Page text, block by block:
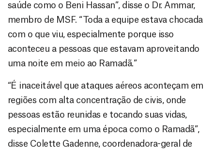
saúde como o Beni Hassan”, disse o Dr. Ammar,
membro de MSF. “Toda a equipe estava chocada
com o que viu, especialmente porque isso
aconteceu a pessoas que estavam aproveitando
uma noite em meio ao Ramadã.”
“É inaceitável que ataques aéreos aconteçam em
regiões com alta concentração de civis, onde
pessoas estão reunidas e tocando suas vidas,
especialmente em uma época como o Ramadã”,
disse Colette Gadenne, coordenadora-geral de